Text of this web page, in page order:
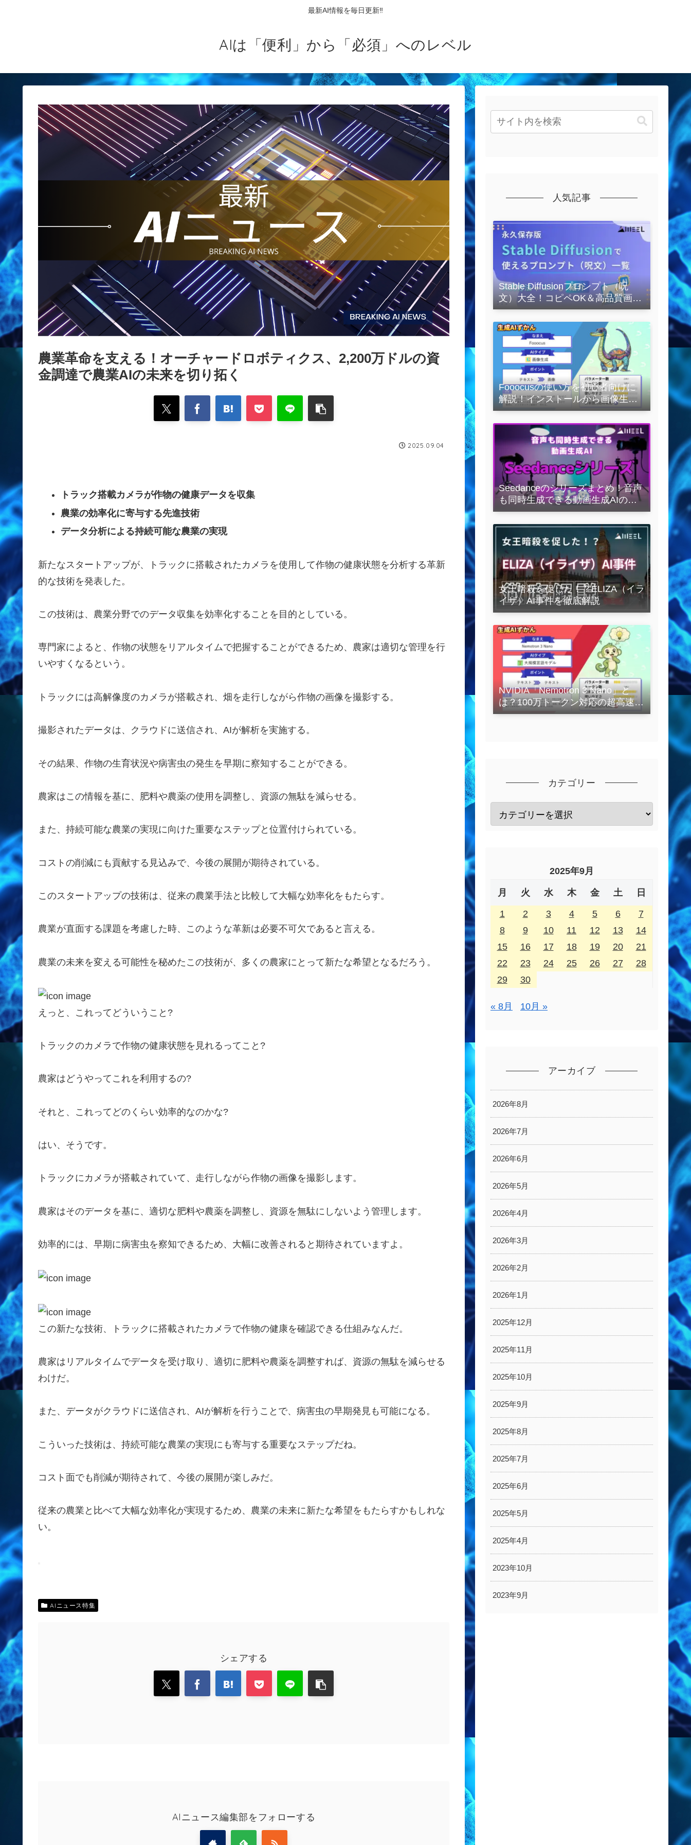
最新AI情報を毎日更新‼
AIは「便利」から「必須」へのレベル
農業革命を支える！オーチャードロボティクス、2,200万ドルの資
金調達で農業AIの未来を切り拓く
2025.09.04
トラック搭載カメラが作物の健康データを収集
農業の効率化に寄与する先進技術
データ分析による持続可能な農業の実現
新たなスタートアップが、トラックに搭載されたカメラを使用して作物の健康状態を分析する革新
的な技術を発表した。
この技術は、農業分野でのデータ収集を効率化することを目的としている。
専門家によると、作物の状態をリアルタイムで把握することができるため、農家は適切な管理を行
いやすくなるという。
トラックには高解像度のカメラが搭載され、畑を走行しながら作物の画像を撮影する。
撮影されたデータは、クラウドに送信され、AIが解析を実施する。
その結果、作物の生育状況や病害虫の発生を早期に察知することができる。
農家はこの情報を基に、肥料や農薬の使用を調整し、資源の無駄を減らせる。
また、持続可能な農業の実現に向けた重要なステップと位置付けられている。
コストの削減にも貢献する見込みで、今後の展開が期待されている。
このスタートアップの技術は、従来の農業手法と比較して大幅な効率化をもたらす。
農業が直面する課題を考慮した時、このような革新は必要不可欠であると言える。
農業の未来を変える可能性を秘めたこの技術が、多くの農家にとって新たな希望となるだろう。
えっと、これってどういうこと?
トラックのカメラで作物の健康状態を見れるってこと?
農家はどうやってこれを利用するの?
それと、これってどのくらい効率的なのかな?
はい、そうです。
トラックにカメラが搭載されていて、走行しながら作物の画像を撮影します。
農家はそのデータを基に、適切な肥料や農薬を調整し、資源を無駄にしないよう管理します。
効率的には、早期に病害虫を察知できるため、大幅に改善されると期待されていますよ。
この新たな技術、トラックに搭載されたカメラで作物の健康を確認できる仕組みなんだ。
農家はリアルタイムでデータを受け取り、適切に肥料や農薬を調整すれば、資源の無駄を減らせる
わけだ。
また、データがクラウドに送信され、AIが解析を行うことで、病害虫の早期発見も可能になる。
こういった技術は、持続可能な農業の実現にも寄与する重要なステップだね。
コスト面でも削減が期待されて、今後の展開が楽しみだ。
従来の農業と比べて大幅な効率化が実現するため、農業の未来に新たな希望をもたらすかもしれな
い。
AIニュース特集
シェアする
AIニュース編集部をフォローする
人気記事
Stable Diffusionプロンプト（呪
文）大全！コピペOK＆高品質画像
を作るコツの完全保存版
Fooocusの使い方を初心者向けに
解説！インストールから画像生成
の実践まで紹介
Seedanceのシリーズまとめ！音声
も同時生成できる動画生成AIの全
容を解説
女王暗殺を促した！？ELIZA（イラ
イザ）AI事件を徹底解説
NVIDIA「Nemotron 3 Nano」と
は？100万トークン対応の超高速
LLMを徹底解説
カテゴリー
2025年9月
月 火 水 木 金 土 日
1 2 3 4 5 6
7
8
9 10 11 12 13
14
15
16 17 18 19 20
21
22
23 24 25 26 27
28
29
30
« 8月 10月 »
アーカイブ
2026年8月
2026年7月
2026年6月
2026年5月
2026年4月
2026年3月
2026年2月
2026年1月
2025年12月
2025年11月
2025年10月
2025年9月
2025年8月
2025年7月
2025年6月
2025年5月
2025年4月
2023年10月
2023年9月